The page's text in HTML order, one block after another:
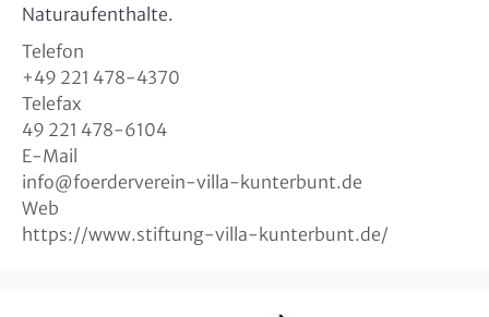
Naturaufenthalte.
Telefon
+49 221 478-4370
Telefax
49 221 478-6104
E-Mail
info@foerderverein-villa-kunterbunt.de
Web
https://www.stiftung-villa-kunterbunt.de/